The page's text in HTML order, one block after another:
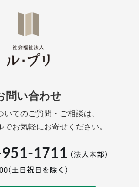
問い合わせ
いてのご質問・ご相談は、
でお気軽にお寄せください。